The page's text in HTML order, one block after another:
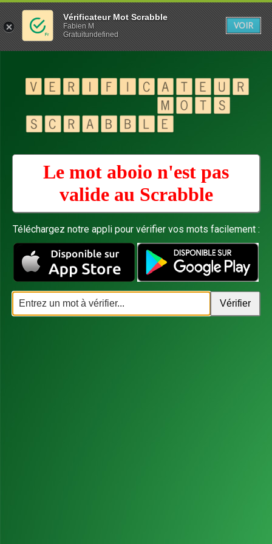
Le mot aboio n'est pas
valide au Scrabble
Téléchargez notre appli pour vérifier vos mots facilement :
Vérificateur Mot Scrabble
Fabien M
Gratuitundefined
VOIR